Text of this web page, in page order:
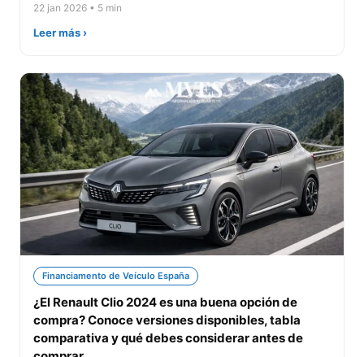
22 jan 2026 • 5 min
Leer más ›
Financiamento de Veículo España
¿El Renault Clio 2024 es una buena opción de
compra? Conoce versiones disponibles, tabla
comparativa y qué debes considerar antes de